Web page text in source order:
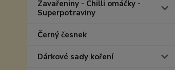
Zavařeniny - Chilli omáčky -
Superpotraviny
Černý česnek
Dárkové sady koření